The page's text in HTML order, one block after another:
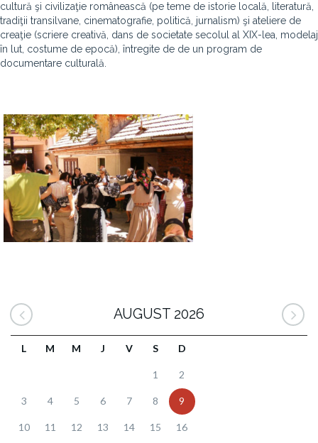
cultură şi civilizaţie românească (pe teme de istorie locală, literatură,
tradiţii transilvane, cinematografie, politică, jurnalism) şi ateliere de
creaţie (scriere creativă, dans de societate secolul al XIX-lea, modelaj
în lut, costume de epocă), întregite de de un program de
documentare culturală.
AUGUST 2026
L M M J V S D
1 2
3 4 5 6 7 8 9
10 11 12 13 14 15 16